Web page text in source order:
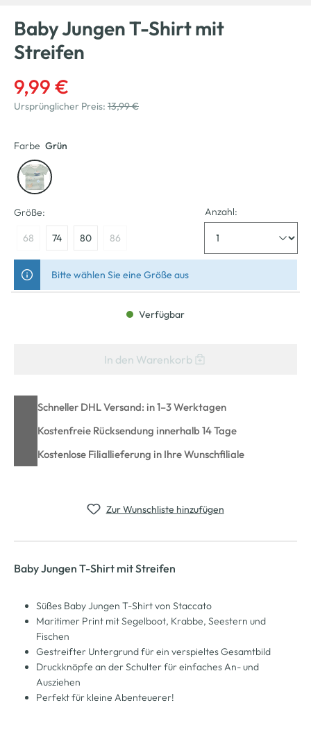
Baby Jungen T-Shirt mit
Streifen
9,99 €
Ursprünglicher Preis: 13,99 €
Farbe Grün
Größe:
68 74 80 86
Anzahl:
Bitte wählen Sie eine Größe aus
Verfügbar
In den Warenkorb
Schneller DHL Versand: in 1–3 Werktagen
Kostenfreie Rücksendung innerhalb 14 Tage
Kostenlose Filiallieferung in Ihre Wunschfiliale
Zur Wunschliste hinzufügen
Baby Jungen T-Shirt mit Streifen
Süßes Baby Jungen T-Shirt von Staccato
Maritimer Print mit Segelboot, Krabbe, Seestern und
Fischen
Gestreifter Untergrund für ein verspieltes Gesamtbild
Druckknöpfe an der Schulter für einfaches An- und
Ausziehen
Perfekt für kleine Abenteuerer!